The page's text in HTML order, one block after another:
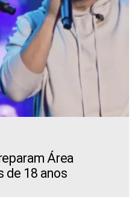
Área
de 18 anos